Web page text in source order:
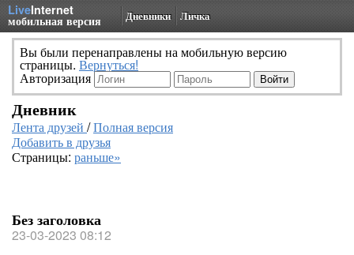
LiveInternet
мобильная версия Дневники Личка
Вы были перенаправлены на мобильную версию
страницы. Вернуться!
Авторизация
Дневник
Лента друзей /Полная версия
Добавить в друзья
Страницы: раньше»
Без заголовка
23-03-2023 08:12